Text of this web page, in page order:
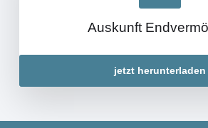
Auskunft
jetzt herunterladen